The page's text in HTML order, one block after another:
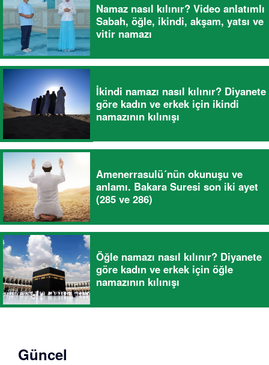
Namaz nasıl kılınır? Video anlatımlı
Sabah, öğle, ikindi, akşam, yatsı ve
vitir namazı
İkindi namazı nasıl kılınır? Diyanete
göre kadın ve erkek için ikindi
namazının kılınışı
Amenerrasulü´nün okunuşu ve
anlamı. Bakara Suresi son iki ayet
(285 ve 286)
Öğle namazı nasıl kılınır? Diyanete
göre kadın ve erkek için öğle
namazının kılınışı
Güncel